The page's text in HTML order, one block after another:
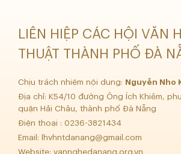
LIÊN HIỆP CÁC HỘI VĂN
THUẬT THÀNH PHỐ ĐÀ
Chịu trách nhiệm nội dung: Nguyễn Nho
Địa chỉ: K54/10 đường Ông Ích Khiêm,
quận Hải Châu, thành phố Đà Nẵng
Điện thoại : 0236-3821434
Email:
lhvhntdanang@gmail.com
Website: vannghedanang.org.vn